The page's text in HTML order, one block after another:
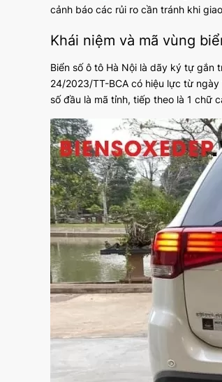
cảnh báo các rủi ro cần tránh khi
Khái niệm và mã vùng
Biển số ô tô Hà Nội là dãy ký tự gắn
24/2023/TT-BCA có hiệu lực từ
số đầu là mã tỉnh, tiếp theo là 1 chữ